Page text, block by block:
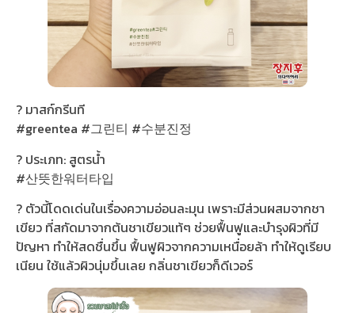
? มาสก์กรีนที
#greentea #그린티 #수분진정
? ประเภท: สูตรน้ำ
#산뜻한워터타입
? ตัวนี้โดดเด่นในเรื่องความอ่อนละมุน เพราะมีส่วนผสมจากชา
เขียว ที่สกัดมาจากต้นชาเขียวแท้ๆ ช่วยฟื้นฟูและบำรุงผิวที่มี
ปัญหา ทำให้สดชื่นขึ้น ฟื้นฟูผิวจากความเหนื่อยล้า ทำให้ดูเรียบ
เนียน ใช้แล้วผิวนุ่มขึ้นเลย กลิ่นชาเขียวก็ดีเวอร์